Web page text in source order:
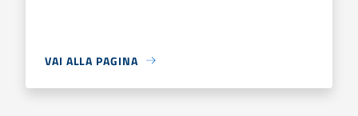
VAI ALLA PAGINA